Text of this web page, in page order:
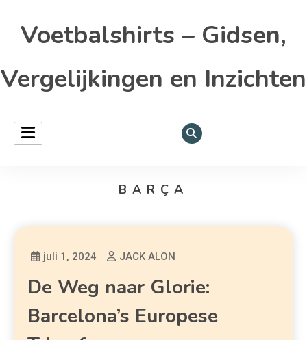
Voetbalshirts – Gidsen,
Vergelijkingen en Inzichten
BARÇA
juli 1, 2024 JACK ALON
De Weg naar Glorie:
Barcelona’s Europese